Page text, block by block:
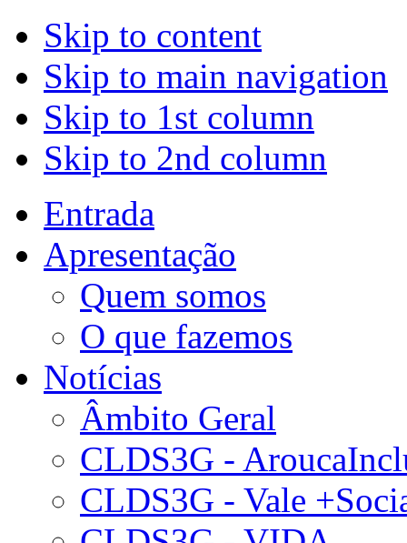
Skip to content
Skip to main navigation
Skip to 1st column
Skip to 2nd column
Entrada
Apresentação
Quem somos
O que fazemos
Notícias
Âmbito Geral
CLDS3G -
CLDS3G - Vale